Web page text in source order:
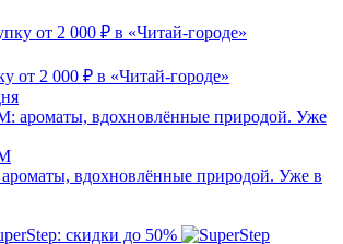
от 2 000 ₽ в «Читай-городе»
вдохновлённые природой. Уже в